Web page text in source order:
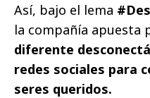
Así, bajo el lema
la compañía apuesta
diferente
redes sociales para
seres queridos.